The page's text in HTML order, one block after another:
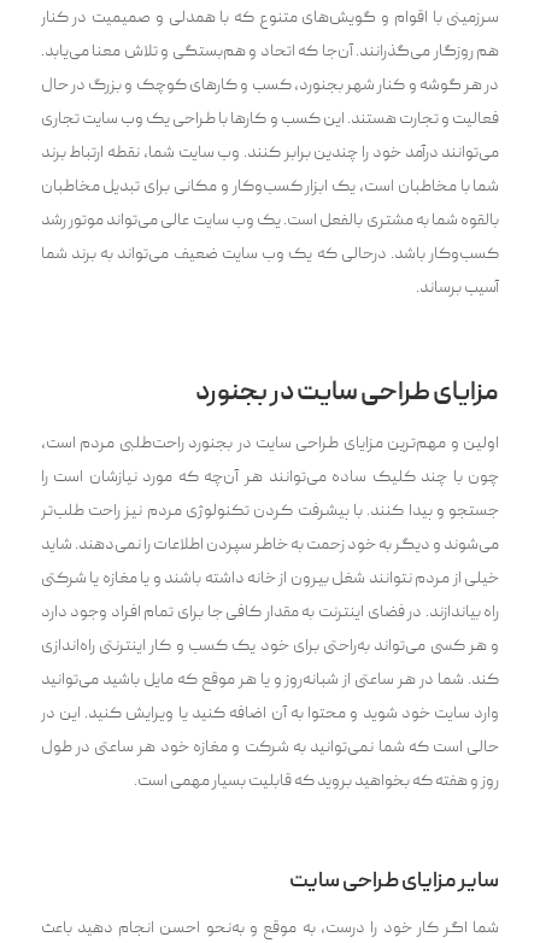
سرزمینی با اقوام و گویش‌های متنوع که با همدلی و صمیمیت در کنار
هم روزگار می‌گذرانند. آن‌جا که اتحاد و هم‌بستگی و تلاش معنا می‌یابد.
در هر گوشه و کنار شهر بجنورد، کسب و کارهای کوچک و بزرگ در حال
فعالیت و تجارت هستند. این کسب و کارها با طراحی یک وب سایت تجاری‌
می‌توانند درآمد خود را چندین برابر کنند. وب سایت شما، نقطه ارتباط برند
شما با مخاطبان است، یک ابزار کسب‌وکار و مکانی برای تبدیل مخاطبان
بالقوه شما به مشتری بالفعل است. یک وب سایت عالی می‌تواند موتور رشد
کسب‌وکار باشد. درحالی که یک وب سایت ضعیف می‌تواند به برند شما
آسیب برساند.
مزایای طراحی سایت در بجنورد
اولین و مهم‌ترین مزایای طراحی سایت در بجنورد راحت‌طلبی مردم است،
چون با چند کلیک ساده‌ می‌توانند هر آن‌چه که مورد نیازشان است را
جستجو و پیدا کنند. با پیشرفت کردن تکنولوژی مردم نیز راحت طلب‌تر‌
می‌شوند و دیگر به خود زحمت به خاطر سپردن اطلاعات را نمی‌دهند. شاید
خیلی از مردم نتوانند شغل بیرون از خانه داشته باشند و یا مغازه یا شرکتی
راه بیاندازند. در فضای اینترنت به مقدار کافی جا برای تمام افراد وجود دارد
و هر کسی‌ می‌تواند به‌راحتی برای خود یک کسب و کار اینترنتی راه‌اندازی
کند. شما در هر ساعتی از شبانه‌روز و یا هر موقع که مایل باشید‌ می‌توانید
وارد سایت خود شوید و محتوا به آن اضافه کنید یا ویرایش کنید. این در
حالی است که شما نمی‌توانید به شرکت و مغازه خود هر ساعتی در طول
روز و هفته که بخواهید بروید که قابلیت بسیار مهمی‌ است.
سایر مزایای طراحی سایت
شما اگر کار خود را درست، به موقع و به‌نحو احسن انجام دهید باعث